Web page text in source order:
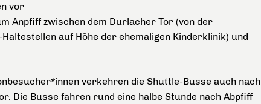
vor
Anpfiff zwischen dem Durlacher Tor (von der
auf Höhe der ehemaligen Kinderklinik) und
verkehren die Shuttle-Busse auch nach
Die Busse fahren rund eine halbe Stunde nach Abpfiff